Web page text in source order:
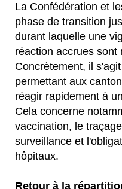
La Confédération et
phase de transition
durant laquelle une
réaction accrues sont
Concrètement, il
permettant aux
réagir rapidement à
Cela concerne
vaccination, le
surveillance et
hôpitaux.
Retour à la